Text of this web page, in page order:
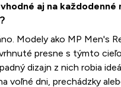
aj na každodenné
Modely ako MP Men's
presne s týmto
dizajn z nich robia
voľné dni, prechádzky